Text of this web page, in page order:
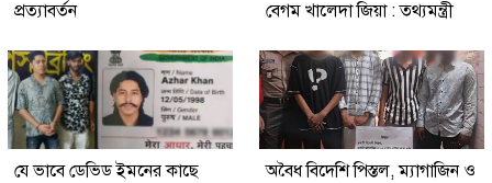
প্রত্যাবর্তন
বেগম খালেদা জিয়া : তথ্যমন্ত্রী
যে ভাবে ডেভিড ইমনের কাছে
অবৈধ বিদেশি পিস্তল, ম্যাগাজিন ও